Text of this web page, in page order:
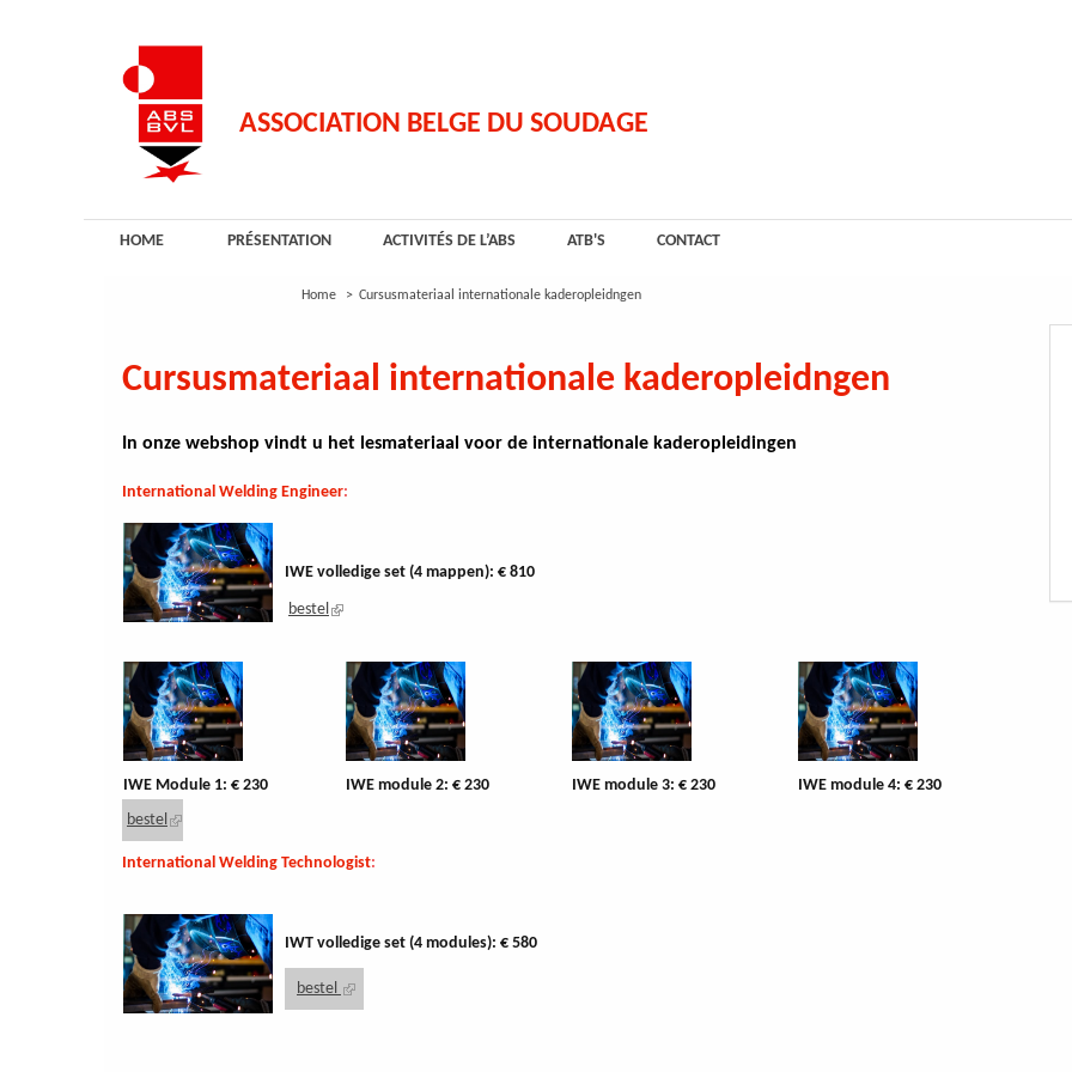
ASSOCIATION BELGE DU SOUDAGE
HOME PRÉSENTATION ACTIVITÉS DE L’ABS ATB'S CONTACT
Home Cursusmateriaal internationale kaderopleidngen
Cursusmateriaal internationale kaderopleidngen
In onze webshop vindt u het lesmateriaal voor de internationale kaderopleidingen
International Welding Engineer:
IWE volledige set (4 mappen): € 810
bestel(link
external)
IWE Module 1: € 230 IWE module 2: € 230 IWE module 3: € 230
IWE module 4: € 230
bestel(link is external)
International Welding Technologist:
IWT volledige set (4 modules): € 580
bestel (link is external)